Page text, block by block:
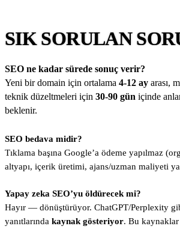
SIK SORULAN
SEO ne kadar sürede sonuç verir?
Yeni bir domain için ortalama 4-12 ay arası,
teknik düzeltmeleri için 30-90 gün içinde
beklenir.
SEO bedava midir?
Tıklama başına Google’a ödeme yapılmaz
altyapı, içerik üretimi, ajans/uzman maliyeti
Yapay zeka SEO’yu öldürecek mi?
Hayır — dönüştürüyor. ChatGPT/Perplexity
yanıtlarında kaynak gösteriyor. Bu kaynaklar